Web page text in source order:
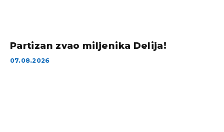
Partizan zvao miljenika Delija!
07.08.2026